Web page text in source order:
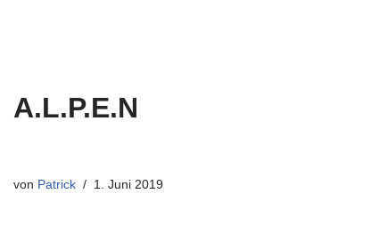
A.L.P.E.N
von Patrick 1. Juni 2019